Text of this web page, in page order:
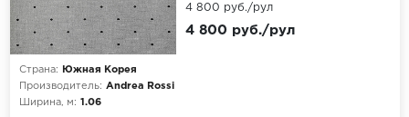
Страна:
Южная Корея
Производитель: Andrea Rossi
Ширина, м: 1.06
4 800 руб./рул
4 800 руб./рул